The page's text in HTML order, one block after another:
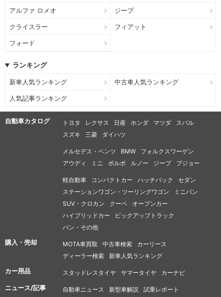
アルファ ロメオ ジープ
クライスラー フィアット
フォード
ランキング
新車人気ランキング 中古車人気ランキング
人気記事ランキング
自動車カタログ トヨタ レクサス 日産 ホンダ マツダ
スバル
スズキ
三菱 ダイハツ
メルセデス・ベンツ BMW
フォルクスワーゲン
アウディ
ミニ ボルボ ルノー ジープ プジョー
軽自動車 コンパクトカー ハッチバック
セダン
ステーションワゴン・ツーリングワゴン
ミニバン
SUV・クロカン
クーペ
オープンカー
ハイブリッドカー
ピックアップトラック
バン・その他
購入・売却 MOTA車買取 中古車検索
カーリース
ディーラー検索
新車人気ランキング
カー用品 スタッドレスタイヤ サマータイヤ カーナビ
ニュース/記事 自動車ニュース 新型車解説
試乗レポート